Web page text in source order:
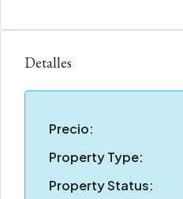
Detalles
Precio:
Property Type:
Property Status: